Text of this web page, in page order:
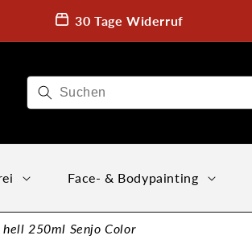
30 Tage Widerruf
Face- & Bodypainting
250ml Senjo Color